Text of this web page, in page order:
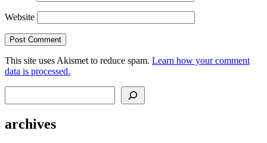
Website
This site uses Akismet to reduce spam. Learn how your comment
data is processed.
archives